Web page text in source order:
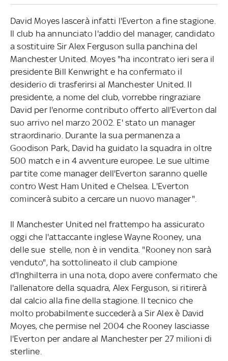
David Moyes lascerà infatti l'Everton a fine stagione.
Il club ha annunciato l'addio del manager, candidato
a sostituire Sir Alex Ferguson sulla panchina del
Manchester United. Moyes "ha incontrato ieri sera il
presidente Bill Kenwright e ha confermato il
desiderio di trasferirsi al Manchester United. Il
presidente, a nome del club, vorrebbe ringraziare
David per l'enorme contributo offerto all'Everton dal
suo arrivo nel marzo 2002. E' stato un manager
straordinario. Durante la sua permanenza a
Goodison Park, David ha guidato la squadra in oltre
500 match e in 4 avventure europee. Le sue ultime
partite come manager dell'Everton saranno quelle
contro West Ham United e Chelsea. L'Everton
comincerà subito a cercare un nuovo manager".
Il Manchester United nel frattempo ha assicurato
oggi che l'attaccante inglese Wayne Rooney, una
delle sue stelle, non è in vendita. "Rooney non sarà
venduto", ha sottolineato il club campione
d'Inghilterra in una nota, dopo avere confermato che
l'allenatore della squadra, Alex Ferguson, si ritirerà
dal calcio alla fine della stagione. Il tecnico che
molto probabilmente succederà a Sir Alex è David
Moyes, che permise nel 2004 che Rooney lasciasse
l'Everton per andare al Manchester per 27 milioni di
sterline.